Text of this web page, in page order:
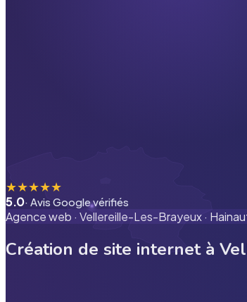
★★★★★
5.0· Avis Google vérifiés
Agence web · Vellereille-Les-Brayeux·
Création de site internet à